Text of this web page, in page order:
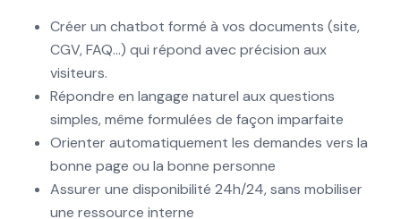
Créer un chatbot formé à vos documents (site,
CGV, FAQ…) qui répond avec précision aux
visiteurs.
Répondre en langage naturel aux questions
simples, même formulées de façon imparfaite
Orienter automatiquement les demandes vers la
bonne page ou la bonne personne
Assurer une disponibilité 24h/24, sans mobiliser
une ressource interne